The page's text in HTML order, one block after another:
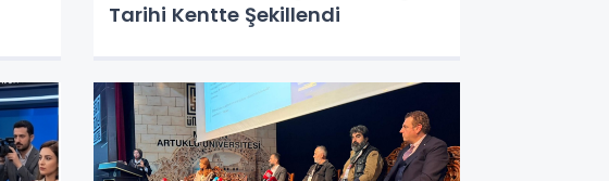
Tarihi Kentte Şekillendi